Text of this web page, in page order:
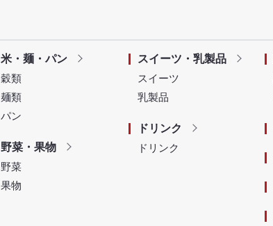
米・麺・パン
穀類
麺類
パン
野菜・果物
野菜
果物
スイーツ・乳製品
スイーツ
乳製品
ドリンク
ドリンク